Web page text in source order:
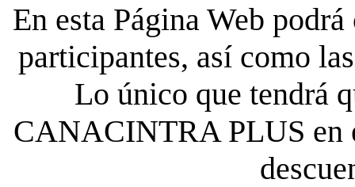
En esta Página Web
participantes, así como
Lo único que tendrá
CANACINTRA PLUS en